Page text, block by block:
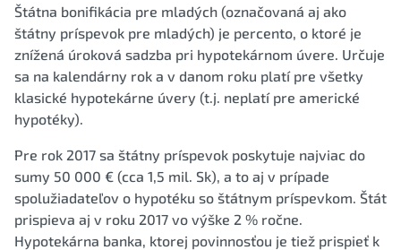
Štátna bonifikácia pre mladých (označovaná aj ako
štátny príspevok pre mladých) je percento, o ktoré je
znížená úroková sadzba pri hypotekárnom úvere. Určuje
sa na kalendárny rok a v danom roku platí pre všetky
klasické hypotekárne úvery (t.j. neplatí pre americké
hypotéky).
Pre rok 2017 sa štátny príspevok poskytuje najviac do
sumy 50 000 € (cca 1,5 mil. Sk), a to aj v prípade
spolužiadateľov o hypotéku so štátnym príspevkom. Štát
prispieva aj v roku 2017 vo výške 2 % ročne.
Hypotekárna banka, ktorej povinnosťou je tiež prispieť k